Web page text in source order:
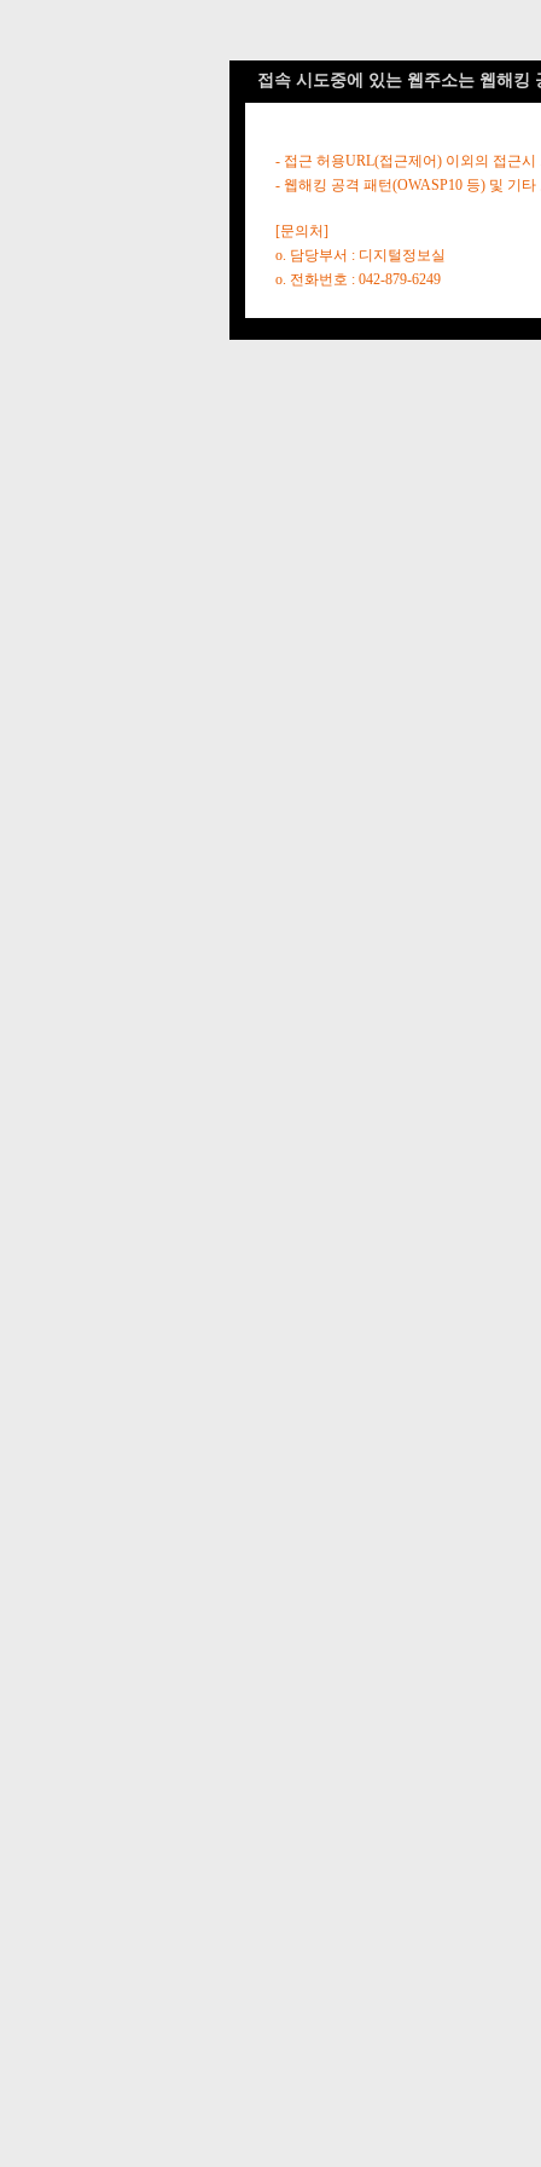
접속 시도중에 있는 웹주소는 웹해킹
- 접근 허용URL(접근제어) 이외의 접근시
- 웹해킹 공격 패턴(OWASP10 등) 및 기
[문의처]
o. 담당부서 : 디지털정보실
o. 전화번호 : 042-879-6249